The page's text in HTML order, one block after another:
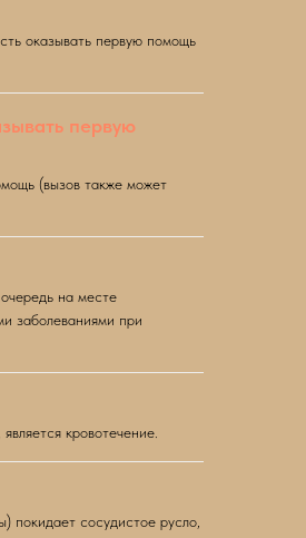
оказывать первую помощь
первую
(вызов также может
на месте
заболеваниями при
кровотечение.
покидает сосудистое русло,